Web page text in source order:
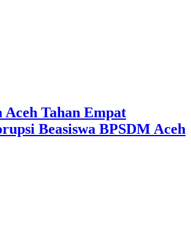
Tahan Empat
Beasiswa BPSDM Aceh